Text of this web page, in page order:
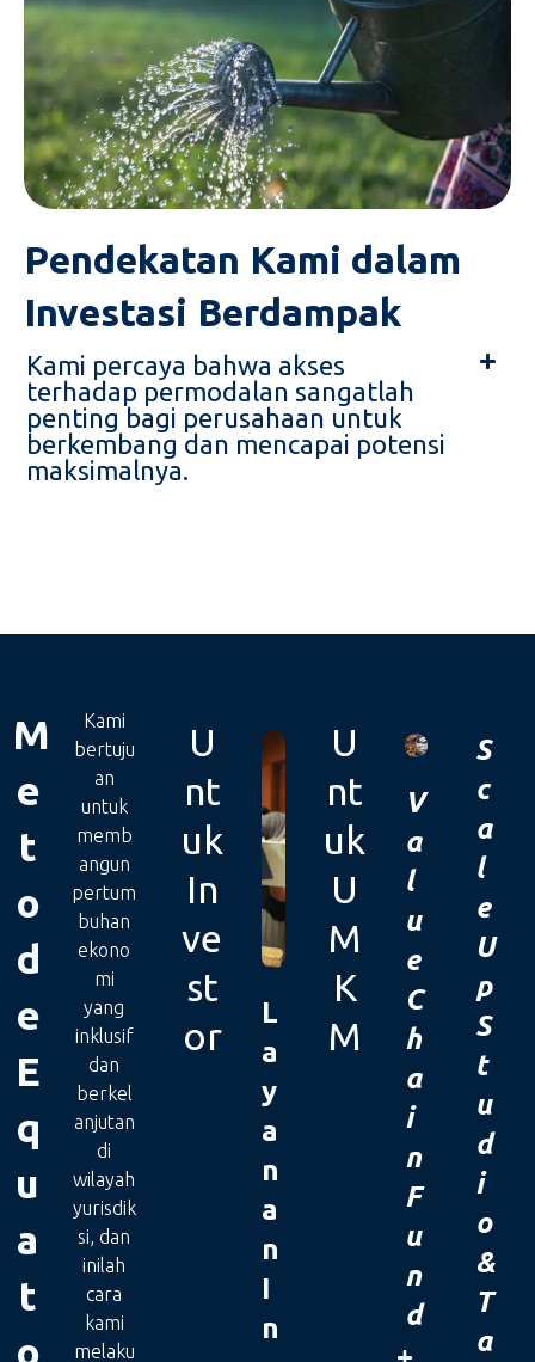
Pendekatan Kami dalam
Investasi Berdampak
Kami percaya bahwa akses
terhadap permodalan sangatlah
penting bagi perusahaan untuk
berkembang dan mencapai potensi
maksimalnya.
M
e
t
o
d
e
E
q
u
a
t
o
Kami
bertuju
an
untuk
memb
angun
pertum
buhan
ekono
mi
yang
inklusif
dan
berkel
anjutan
di
wilayah
yurisdik
si, dan
inilah
cara
kami
melaku
U
nt
uk
In
ve
st
or
L
a
y
a
n
a
n
I
n
U
nt
uk
U
M
K
M
V
a
l
u
e
C
h
a
i
n
F
u
n
d
S
c
a
l
e
U
p
S
t
u
d
i
o
&
T
a